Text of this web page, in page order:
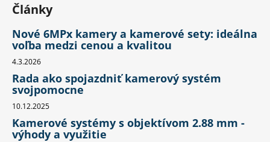
Články
Nové 6MPx kamery a kamerové sety: ideálna
voľba medzi cenou a kvalitou
4.3.2026
Rada ako spojazdniť kamerový systém
svojpomocne
10.12.2025
Kamerové systémy s objektívom 2.88 mm -
výhody a využitie